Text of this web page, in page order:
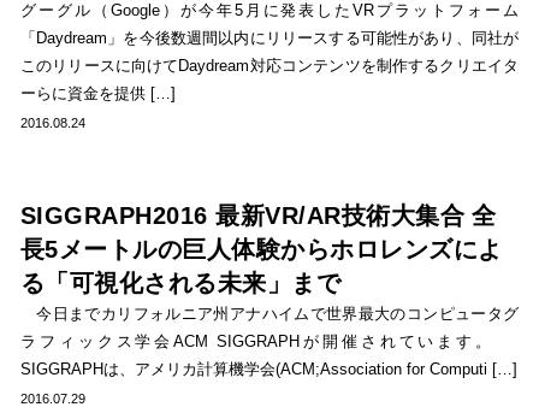
グーグル（Google）が今年5月に発表したVRプラットフォーム
「Daydream」を今後数週間以内にリリースする可能性があり、同社が
このリリースに向けてDaydream対応コンテンツを制作するクリエイタ
ーらに資金を提供 […]
2016.08.24
SIGGRAPH2016 最新VR/AR技術大集合 全
長5メートルの巨人体験からホロレンズによ
る「可視化される未来」まで
今日までカリフォルニア州アナハイムで世界最大のコンピュータグ
ラフィックス学会ACM SIGGRAPHが開催されています。
SIGGRAPHは、アメリカ計算機学会(ACM;Association for Computi […]
2016.07.29